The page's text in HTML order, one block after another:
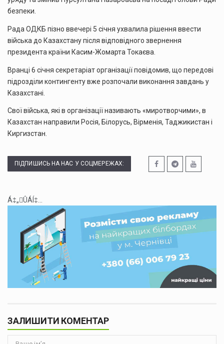
безпеки.
Рада ОДКБ пізно ввечері 5 січня ухвалила рішення ввести
війська до Казахстану після відповідного звернення
президента країни Касим-Жомарта Токаєва.
Вранці 6 січня секретаріат організації повідомив, що передові
підрозділи контингенту вже розпочали виконання завдань у
Казахстані.
Свої війська, які в організації називають «миротворчими», в
Казахстан направили Росія, Білорусь, Вірменія, Таджикистан і
Киргизстан.
ПІДПИШИСЬ НА НАС У СОЦМЕРЕЖАХ:
Á‡„ÛÁÍ‡...
ЗАЛИШИТИ КОМЕНТАР